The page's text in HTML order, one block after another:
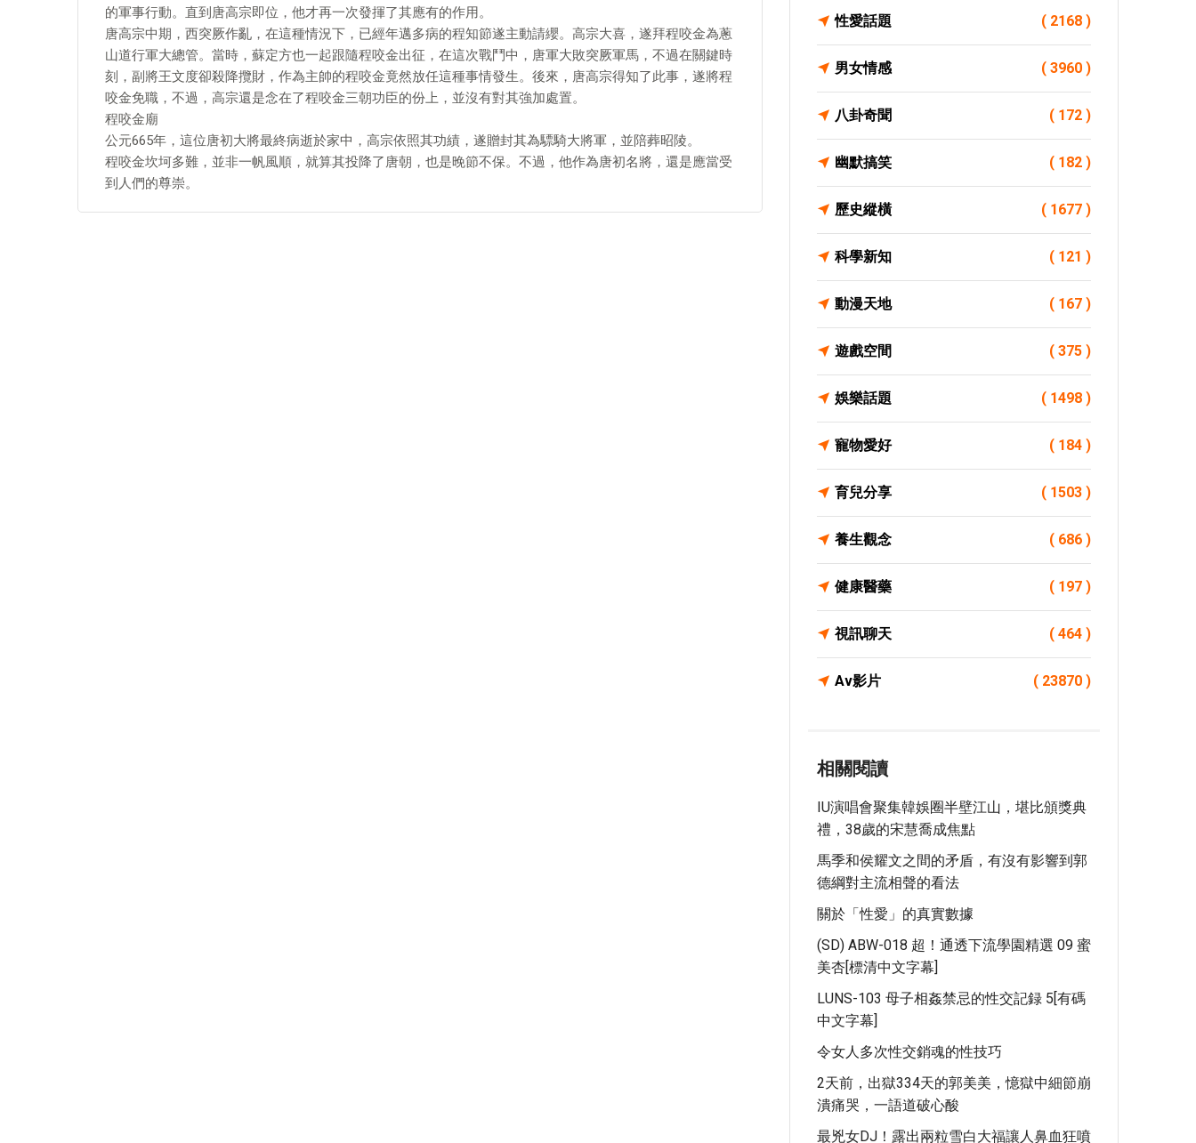
的軍事行動。直到唐高宗即位，他才再一次發揮了其應有的作用。
唐高宗中期，西突厥作亂，在這種情況下，已經年邁多病的程知節遂主動請纓。高宗大喜，遂拜程咬金為蔥
山道行軍大總管。當時，蘇定方也一起跟隨程咬金出征，在這次戰鬥中，唐軍大敗突厥軍馬，不過在關鍵時
刻，副將王文度卻殺降攬財，作為主帥的程咬金竟然放任這種事情發生。後來，唐高宗得知了此事，遂將程
咬金免職，不過，高宗還是念在了程咬金三朝功臣的份上，並沒有對其強加處置。
程咬金廟
公元665年，這位唐初大將最終病逝於家中，高宗依照其功績，遂贈封其為驃騎大將軍，並陪葬昭陵。
程咬金坎坷多難，並非一帆風順，就算其投降了唐朝，也是晚節不保。不過，他作為唐初名將，還是應當受
到人們的尊崇。
性愛話題 ( 2168 )
男女情感 ( 3960 )
八卦奇聞 ( 172 )
幽默搞笑 ( 182 )
歷史縱橫 ( 1677 )
科學新知 ( 121 )
動漫天地 ( 167 )
遊戲空間 ( 375 )
娛樂話題 ( 1498 )
寵物愛好 ( 184 )
育兒分享 ( 1503 )
養生觀念 ( 686 )
健康醫藥 ( 197 )
視訊聊天 ( 464 )
Av影片 ( 23870 )
相關閱讀
IU演唱會聚集韓娛圈半壁江山，堪比頒獎典
禮，38歲的宋慧喬成焦點
馬季和侯耀文之間的矛盾，有沒有影響到郭
德綱對主流相聲的看法
關於「性愛」的真實數據
(SD) ABW-018 超！通透下流學園精選 09 蜜
美杏[標清中文字幕]
LUNS-103 母子相姦禁忌的性交記録 5[有碼
中文字幕]
令女人多次性交銷魂的性技巧
2天前，出獄334天的郭美美，憶獄中細節崩
潰痛哭，一語道破心酸
最兇女DJ！露出兩粒雪白大福讓人鼻血狂噴